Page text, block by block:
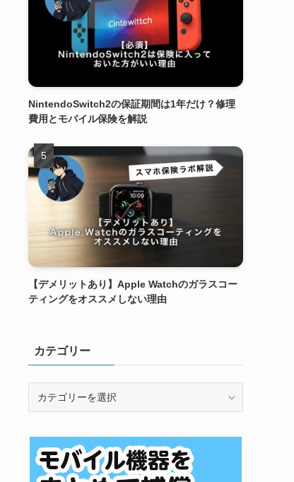
NintendoSwitch2の保証期間は1年だけ？修理
費用とモバイル保険を解説
【デメリットあり】Apple Watchのガラスコー
ティングをオススメしない理由
カテゴリー
リ
ー